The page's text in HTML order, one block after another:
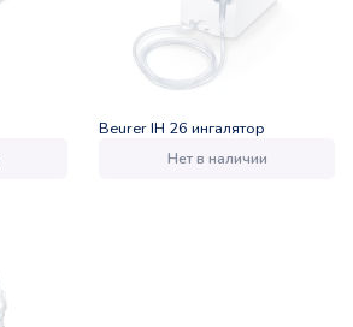
Beurer IH 26 ингалятор
Нет в наличии